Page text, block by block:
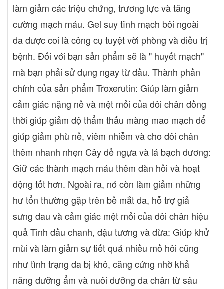
gừng, Vanilyl butyl ether, Tinh dầu quế. Cách dùng Varikosette
động...có nguy cơ mắc chứng giãn tĩnh mạch chân - Người
thường xuyên phải ngồi nhiều, đứng nhiều - Người bị mắc giãn
tĩnh mạch chân Cách dùng kem Varikosette Hướng dẫn sử
dụng Varikosette - Rửa thật sach, lau khô vùng da bị giãn tĩnh
mạch, - Lấy lượng kem vừa đủ ra lòng bàn tay - Bôi kem đều lên
vùng da bị giãn tĩnh mạch và massage nhẹ cho đến khi kem tan
vùng vết thương hở và vùng màng nhầy như mắt Hãy sử dụng 2-
3 lần mỗi ngày để giảm các triệu chứng đau nhức và hiệu quả
hơn Đậy nắp sau khi dùng Bảo quản nơi khô thoáng, tránh ánh
nắng trực tiếp Thông tin sản phẩm Xuất xứ: Nga Liệu trình sử
dụng: 3-5 tuýp Lưu ý: Hiệu quả sử dụng phụ thuộc cơ địa mỗi
người
làm giảm các triệu chứng, trương lực và tăng
cường mạch máu. Gel suy tĩnh mạch bôi ngoài
da được coi là công cụ tuyệt vời phòng và điều trị
bệnh. Đối với bạn sản phẩm sẽ là " huyết mạch"
mà bạn phải sử dụng ngay từ đầu. Thành phần
chính của sản phẩm Troxerutin: Giúp làm giảm
cảm giác nặng nề và mệt mỏi của đôi chân đồng
thời giúp giảm độ thẩm thấu màng mao mạch để
giúp giảm phù nề, viêm nhiễm và cho đôi chân
thêm nhanh nhẹn Cây dẻ ngựa và lá bạch dương:
Giữ các thành mạch máu thêm đàn hồi và hoạt
động tốt hơn. Ngoài ra, nó còn làm giảm những
hư tổn thường gặp trên bề mắt da, hỗ trợ giả
sưng đau và cảm giác mệt mỏi của đôi chân hiệu
quả Tinh dầu chanh, đậu tương và dừa: Giúp khử
mùi và làm giảm sự tiết quá nhiều mồ hôi cũng
như tình trạng da bị khô, căng cứng nhờ khả
năng dưỡng ẩm và nuôi dưỡng da chân từ sâu